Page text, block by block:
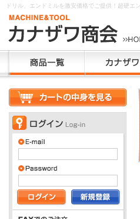
ドリル、エンドミルを激安価格でご提供！超硬エ